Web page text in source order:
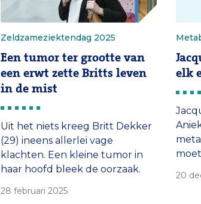
Zeldzameziektendag 2025
Een tumor ter grootte van
een erwt zette Britts leven
in de mist
Uit het niets kreeg Britt Dekker
(29) ineens allerlei vage
klachten. Een kleine tumor in
haar hoofd bleek de oorzaak.
ze over de gevolgen van haar
28 februari 2025
elk
20